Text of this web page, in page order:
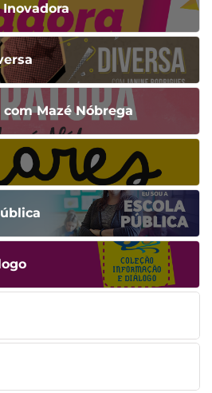
Inovadora
Mazé Nóbrega